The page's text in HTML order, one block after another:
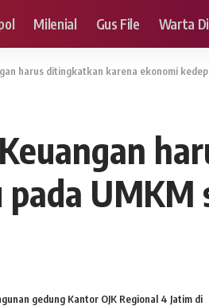
Milenial Gus File Warta
harus ditingkatkan karena ekonomi
UMKM
gedung Kantor OJK Regional 4 Jatim di